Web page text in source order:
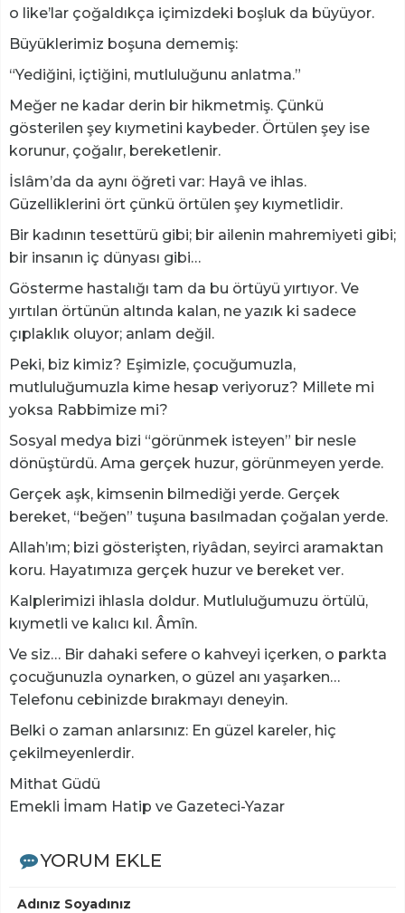
o like’lar çoğaldıkça içimizdeki boşluk da büyüyor.
​Büyüklerimiz boşuna dememiş:
“Yediğini, içtiğini, mutluluğunu anlatma.”
Meğer ne kadar derin bir hikmetmiş. Çünkü
gösterilen şey kıymetini kaybeder. Örtülen şey ise
korunur, çoğalır, bereketlenir.
İslâm’da da aynı öğreti var: Hayâ ve ihlas.
Güzelliklerini ört çünkü örtülen şey kıymetlidir.
Bir kadının tesettürü gibi; bir ailenin mahremiyeti gibi;
bir insanın iç dünyası gibi…
Gösterme hastalığı tam da bu örtüyü yırtıyor. Ve
yırtılan örtünün altında kalan, ne yazık ki sadece
çıplaklık oluyor; anlam değil.
​Peki, biz kimiz? Eşimizle, çocuğumuzla,
mutluluğumuzla kime hesap veriyoruz? Millete mi
yoksa Rabbimize mi?
Sosyal medya bizi “görünmek isteyen” bir nesle
dönüştürdü. Ama gerçek huzur, görünmeyen yerde.
Gerçek aşk, kimsenin bilmediği yerde. Gerçek
bereket, “beğen” tuşuna basılmadan çoğalan yerde.
​Allah’ım; bizi gösterişten, riyâdan, seyirci aramaktan
koru. Hayatımıza gerçek huzur ve bereket ver.
Kalplerimizi ihlasla doldur. Mutluluğumuzu örtülü,
kıymetli ve kalıcı kıl. Âmîn.
​Ve siz… Bir dahaki sefere o kahveyi içerken, o parkta
çocuğunuzla oynarken, o güzel anı yaşarken…
Telefonu cebinizde bırakmayı deneyin.
Belki o zaman anlarsınız: En güzel kareler, hiç
çekilmeyenlerdir.
Mithat Güdü
Emekli İmam Hatip ve Gazeteci-Yazar
YORUM EKLE
Adınız Soyadınız